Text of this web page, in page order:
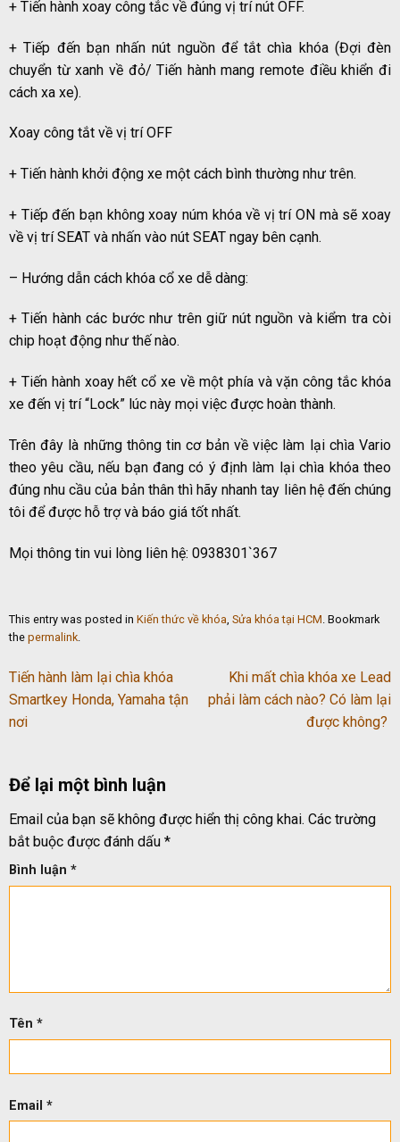
+ Tiến hành xoay công tắc về đúng vị trí nút OFF.
+ Tiếp đến bạn nhấn nút nguồn để tắt chìa khóa (Đợi đèn
chuyển từ xanh về đỏ/ Tiến hành mang remote điều khiển đi
cách xa xe).
Xoay công tắt về vị trí OFF
+ Tiến hành khởi động xe một cách bình thường như trên.
+ Tiếp đến bạn không xoay núm khóa về vị trí ON mà sẽ xoay
về vị trí SEAT và nhấn vào nút SEAT ngay bên cạnh.
– Hướng dẫn cách khóa cổ xe dễ dàng:
+ Tiến hành các bước như trên giữ nút nguồn và kiểm tra còi
chip hoạt động như thế nào.
+ Tiến hành xoay hết cổ xe về một phía và vặn công tắc khóa
xe đến vị trí “Lock” lúc này mọi việc được hoàn thành.
Trên đây là những thông tin cơ bản về việc làm lại chìa Vario
theo yêu cầu, nếu bạn đang có ý định làm lại chìa khóa theo
đúng nhu cầu của bản thân thì hãy nhanh tay liên hệ đến chúng
tôi để được hỗ trợ và báo giá tốt nhất.
Mọi thông tin vui lòng liên hệ: 0938301`367
This entry was posted in Kiến thức về khóa, Sửa khóa tại HCM. Bookmark
the permalink.
Tiến hành làm lại chìa khóa
Smartkey Honda, Yamaha tận
nơi
Khi mất chìa khóa xe Lead
phải làm cách nào? Có làm lại
được không?
Để lại một bình luận
Email của bạn sẽ không được hiển thị công khai. Các trường
bắt buộc được đánh dấu *
Bình luận *
Tên *
Email *